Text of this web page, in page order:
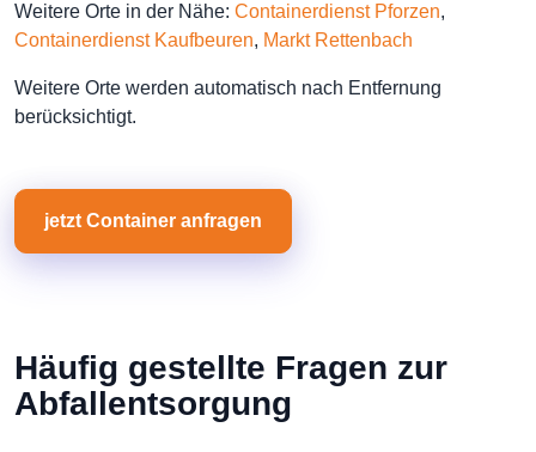
Weitere Orte in der Nähe: Containerdienst Pforzen,
Containerdienst Kaufbeuren, Markt Rettenbach
Weitere Orte werden automatisch nach Entfernung
berücksichtigt.
jetzt Container anfragen
Häufig gestellte Fragen zur
Abfallentsorgung